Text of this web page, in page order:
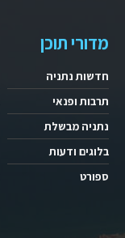
מדורי תוכן
חדשות נתניה
תרבות ופנאי
נתניה מבשלת
בלוגים ודעות
ספורט